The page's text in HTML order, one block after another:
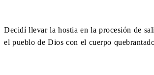
Decidí llevar la hostia en la procesión de
el pueblo de Dios con el cuerpo